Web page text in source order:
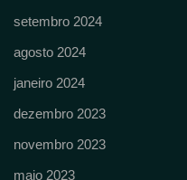
setembro 2024
agosto 2024
janeiro 2024
dezembro 2023
novembro 2023
maio 2023